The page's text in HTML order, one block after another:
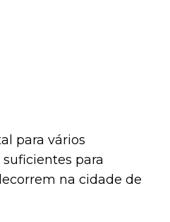
para vários
para
na cidade de